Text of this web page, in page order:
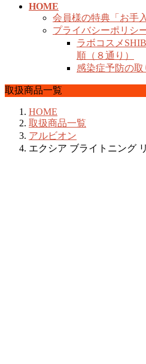
HOME
会員様の特典「お手
プライバシーポリシ
ラボコスメ
順（８通り）
感染症予防の取
取扱商品一覧
HOME
取扱商品一覧
アルビオン
エクシア ブライトニング